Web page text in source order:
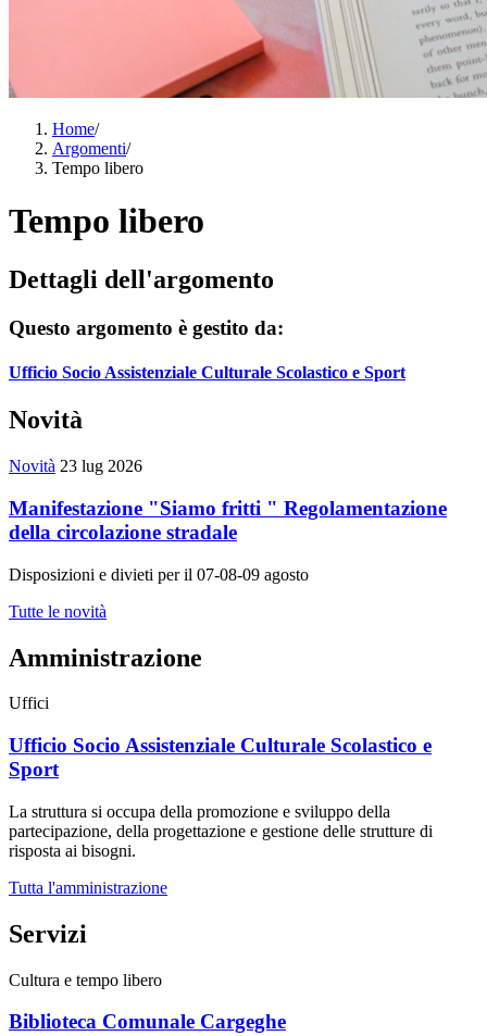
Home/
Argomenti/
Tempo libero
Tempo libero
Dettagli dell'argomento
Questo argomento è gestito da:
Ufficio Socio Assistenziale Culturale Scolastico e Sport
Novità
Novità 23 lug 2026
Manifestazione "Siamo fritti " Regolamentazione
della circolazione stradale
Disposizioni e divieti per il 07-08-09 agosto
Tutte le novità
Amministrazione
Uffici
Ufficio Socio Assistenziale Culturale Scolastico e
Sport
La struttura si occupa della promozione e sviluppo della
partecipazione, della progettazione e gestione delle strutture di
risposta ai bisogni.
Tutta l'amministrazione
Servizi
Cultura e tempo libero
Biblioteca Comunale Cargeghe